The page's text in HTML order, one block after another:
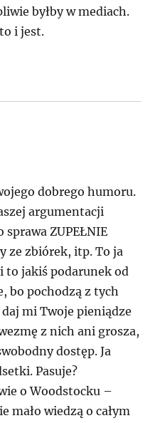
byłby w mediach.
i jest.
dobrego humoru.
argumentacji
ZUPEŁNIE
ze zbiórek, itp. To ja
to jakiś podarunek od
bo pochodzą z tych
mi Twoje pieniądze
z nich ani grosza,
dostęp. Ja
Pasuje?
o Woodstocku –
mało wiedzą o całym